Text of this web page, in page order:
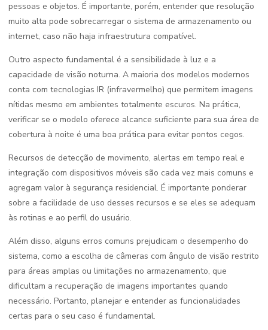
pessoas e objetos. É importante, porém, entender que resolução
muito alta pode sobrecarregar o sistema de armazenamento ou
internet, caso não haja infraestrutura compatível.
Outro aspecto fundamental é a sensibilidade à luz e a
capacidade de visão noturna. A maioria dos modelos modernos
conta com tecnologias IR (infravermelho) que permitem imagens
nítidas mesmo em ambientes totalmente escuros. Na prática,
verificar se o modelo oferece alcance suficiente para sua área de
cobertura à noite é uma boa prática para evitar pontos cegos.
Recursos de detecção de movimento, alertas em tempo real e
integração com dispositivos móveis são cada vez mais comuns e
agregam valor à segurança residencial. É importante ponderar
sobre a facilidade de uso desses recursos e se eles se adequam
às rotinas e ao perfil do usuário.
Além disso, alguns erros comuns prejudicam o desempenho do
sistema, como a escolha de câmeras com ângulo de visão restrito
para áreas amplas ou limitações no armazenamento, que
dificultam a recuperação de imagens importantes quando
necessário. Portanto, planejar e entender as funcionalidades
certas para o seu caso é fundamental.